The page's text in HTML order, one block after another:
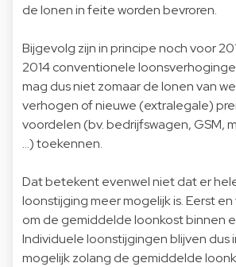
de lonen in feite worden bevroren.
Bijgevolg zijn in principe noch voor
2014 conventionele
mag dus niet zomaar de lonen van
verhogen of nieuwe (extralegale)
voordelen (bv. bedrijfswagen, GSM,
…) toekennen.
Dat betekent evenwel niet dat er
loonstijging meer mogelijk is. Eerst
om de gemiddelde loonkost binnen
Individuele loonstijgingen blijven dus
mogelijk zolang de gemiddelde